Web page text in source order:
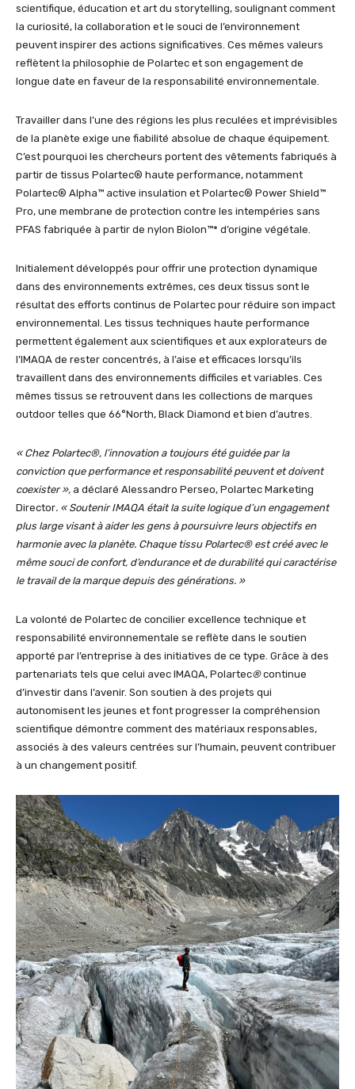
scientifique, éducation et art du storytelling, soulignant comment
la curiosité, la collaboration et le souci de l’environnement
peuvent inspirer des actions significatives. Ces mêmes valeurs
reflètent la philosophie de Polartec et son engagement de
longue date en faveur de la responsabilité environnementale.
Travailler dans l’une des régions les plus reculées et imprévisibles
de la planète exige une fiabilité absolue de chaque équipement.
C’est pourquoi les chercheurs portent des vêtements fabriqués à
partir de tissus Polartec® haute performance, notamment
Polartec® Alpha™ active insulation et Polartec® Power Shield™
Pro, une membrane de protection contre les intempéries sans
PFAS fabriquée à partir de nylon Biolon™* d’origine végétale.
Initialement développés pour offrir une protection dynamique
dans des environnements extrêmes, ces deux tissus sont le
résultat des efforts continus de Polartec pour réduire son impact
environnemental. Les tissus techniques haute performance
permettent également aux scientifiques et aux explorateurs de
l’IMAQA de rester concentrés, à l’aise et efficaces lorsqu’ils
travaillent dans des environnements difficiles et variables. Ces
mêmes tissus se retrouvent dans les collections de marques
outdoor telles que 66°North, Black Diamond et bien d’autres.
« Chez Polartec®, l’innovation a toujours été guidée par la
conviction que performance et responsabilité peuvent et doivent
coexister », a déclaré Alessandro Perseo, Polartec Marketing
Director. « Soutenir IMAQA était la suite logique d’un engagement
plus large visant à aider les gens à poursuivre leurs objectifs en
harmonie avec la planète. Chaque tissu Polartec® est créé avec le
même souci de confort, d’endurance et de durabilité qui caractérise
le travail de la marque depuis des générations. »
La volonté de Polartec de concilier excellence technique et
responsabilité environnementale se reflète dans le soutien
apporté par l’entreprise à des initiatives de ce type. Grâce à des
partenariats tels que celui avec IMAQA, Polartec®continue
d’investir dans l’avenir. Son soutien à des projets qui
autonomisent les jeunes et font progresser la compréhension
scientifique démontre comment des matériaux responsables,
associés à des valeurs centrées sur l’humain, peuvent contribuer
à un changement positif.